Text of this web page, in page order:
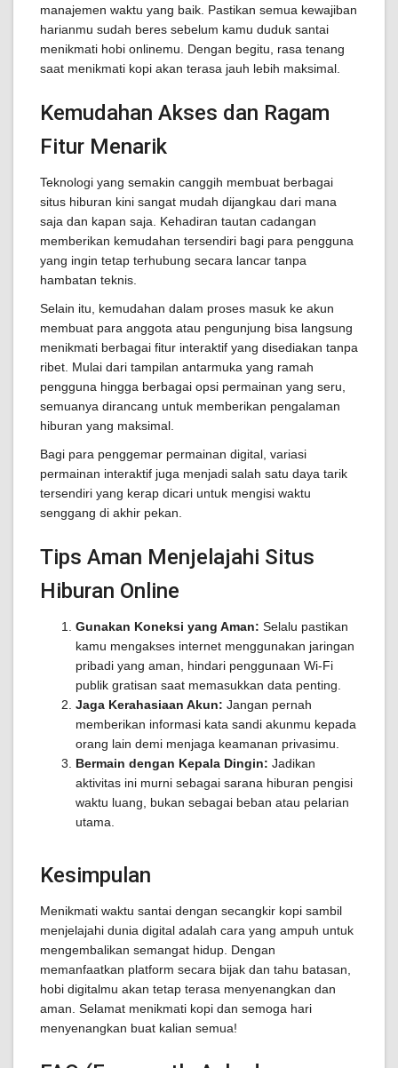
manajemen waktu yang baik. Pastikan semua kewajiban
harianmu sudah beres sebelum kamu duduk santai
menikmati hobi onlinemu. Dengan begitu, rasa tenang
saat menikmati kopi akan terasa jauh lebih maksimal.
Kemudahan Akses dan Ragam
Fitur Menarik
Teknologi yang semakin canggih membuat berbagai
situs hiburan kini sangat mudah dijangkau dari mana
saja dan kapan saja. Kehadiran tautan cadangan
memberikan kemudahan tersendiri bagi para pengguna
yang ingin tetap terhubung secara lancar tanpa
hambatan teknis.
Selain itu, kemudahan dalam proses masuk ke akun
membuat para anggota atau pengunjung bisa langsung
menikmati berbagai fitur interaktif yang disediakan tanpa
ribet. Mulai dari tampilan antarmuka yang ramah
pengguna hingga berbagai opsi permainan yang seru,
semuanya dirancang untuk memberikan pengalaman
hiburan yang maksimal.
Bagi para penggemar permainan digital, variasi
permainan interaktif juga menjadi salah satu daya tarik
tersendiri yang kerap dicari untuk mengisi waktu
senggang di akhir pekan.
Tips Aman Menjelajahi Situs
Hiburan Online
Gunakan Koneksi yang Aman: Selalu pastikan
kamu mengakses internet menggunakan jaringan
pribadi yang aman, hindari penggunaan Wi-Fi
publik gratisan saat memasukkan data penting.
Jaga Kerahasiaan Akun: Jangan pernah
memberikan informasi kata sandi akunmu kepada
orang lain demi menjaga keamanan privasimu.
Bermain dengan Kepala Dingin: Jadikan
aktivitas ini murni sebagai sarana hiburan pengisi
waktu luang, bukan sebagai beban atau pelarian
utama.
Kesimpulan
Menikmati waktu santai dengan secangkir kopi sambil
menjelajahi dunia digital adalah cara yang ampuh untuk
mengembalikan semangat hidup. Dengan
memanfaatkan platform secara bijak dan tahu batasan,
hobi digitalmu akan tetap terasa menyenangkan dan
aman. Selamat menikmati kopi dan semoga hari
menyenangkan buat kalian semua!